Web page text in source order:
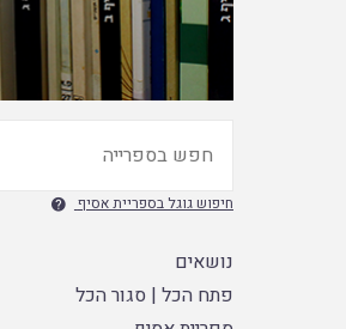
חיפוש גוגל בספריית אסיף 
נושאים
פתח הכל |סגור הכל